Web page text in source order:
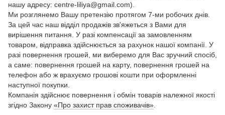
нашу адресу: centre-liliya@gmail.com).
Ми розглянемо Вашу претензію протягом 7-ми робочих днів.
За цей час наш відділ продажів зв'яжеться з Вами для
вирішення питання. У разі компенсації за замовленням
товаром, відправка здійснюється за рахунок нашої компанії. У
разі повернення грошей, ми виберемо для Вас зручний спосіб,
а саме: повернення грошей на карту, повернення грошей на
телефон або ж врахуємо грошові кошти при оформленні
наступної покупки.
Компанія здійснює повернення і обмін товарів належної якості
згідно Закону «Про захист прав споживачів»